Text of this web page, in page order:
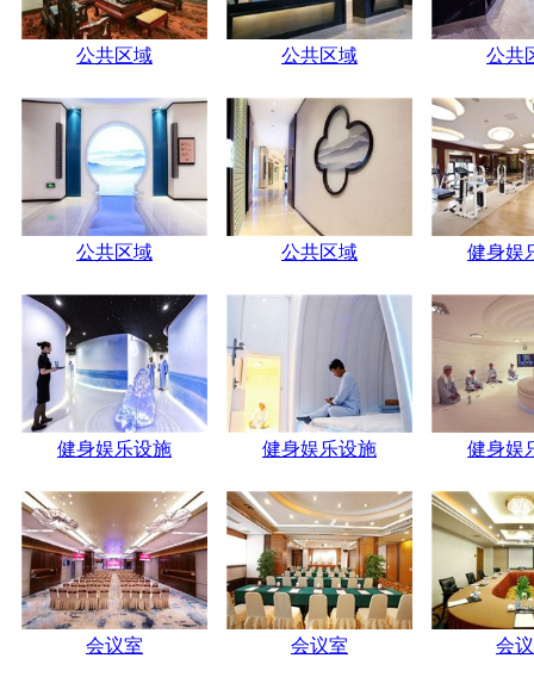
公共区域 公共区域 公共
公共区域 公共区域 健身娱
健身娱乐设施 健身娱乐设施 健身娱
会议室 会议室 会